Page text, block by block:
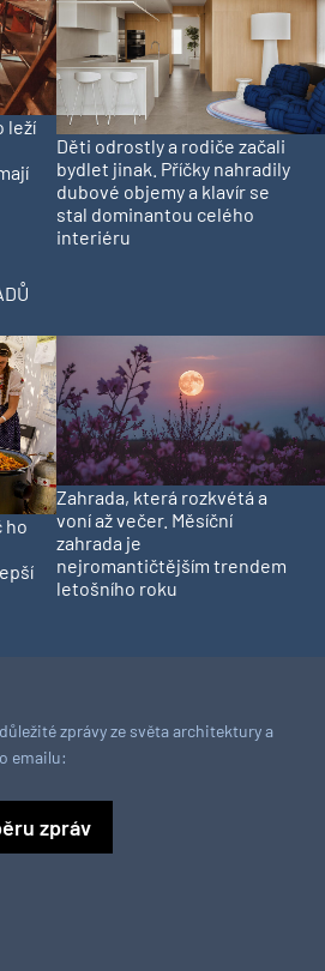
leží
Děti odrostly a rodiče začali
bydlet jinak. Příčky nahradily
dubové objemy a klavír se
stal dominantou celého
interiéru
ho
Zahrada, která rozkvétá a
voní až večer. Měsíční
zahrada je
nejromantičtějším trendem
letošního roku
zprávy ze světa architektury a
emailu:
zpráv